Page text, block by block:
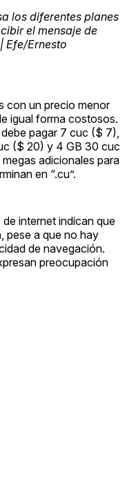
los diferentes planes
el mensaje de
Efe/Ernesto
con un precio menor
igual forma costosos.
pagar 7 cuc ($ 7),
($ 20) y 4 GB 30 cuc
adicionales para
en “.cu”.
internet indican que
pese a que no hay
de navegación.
preocupación